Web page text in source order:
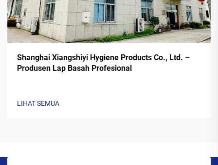
Shanghai Xiangshiyi Hygiene Products Co., Ltd. –
Produsen Lap Basah Profesional
LIHAT SEMUA